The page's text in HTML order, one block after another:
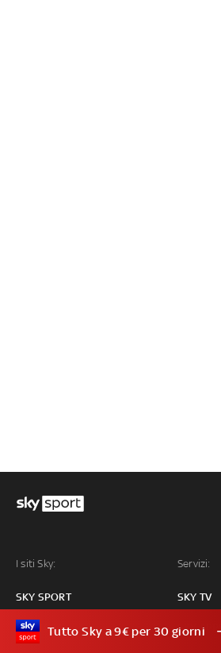
I siti Sky:
SKY SPORT
SKY TG24
Servizi:
SKY TV
SKY APPS
Tutto Sky a 9€ per 30 giorni